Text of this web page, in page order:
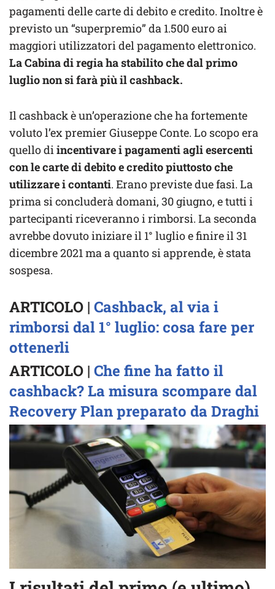
pagamenti delle carte di debito e credito. Inoltre è
previsto un “superpremio” da 1.500 euro ai
maggiori utilizzatori del pagamento elettronico.
La Cabina di regia ha stabilito che dal primo
luglio non si farà più il cashback.
Il cashback è un’operazione che ha fortemente
voluto l’ex premier Giuseppe Conte. Lo scopo era
quello di incentivare i pagamenti agli esercenti
con le carte di debito e credito piuttosto che
utilizzare i contanti. Erano previste due fasi. La
prima si concluderà domani, 30 giugno, e tutti i
partecipanti riceveranno i rimborsi. La seconda
avrebbe dovuto iniziare il 1° luglio e finire il 31
dicembre 2021 ma a quanto si apprende, è stata
sospesa.
ARTICOLO | Cashback, al via i
rimborsi dal 1° luglio: cosa fare per
ottenerli
ARTICOLO | Che fine ha fatto il
cashback? La misura scompare dal
Recovery Plan preparato da Draghi